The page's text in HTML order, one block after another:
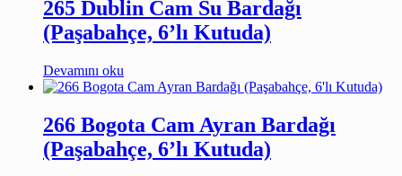
265 Dublin Cam Su Bardağı
(Paşabahçe, 6’lı Kutuda)
Devamını oku
266 Bogota Cam Ayran Bardağı
(Paşabahçe, 6’lı Kutuda)